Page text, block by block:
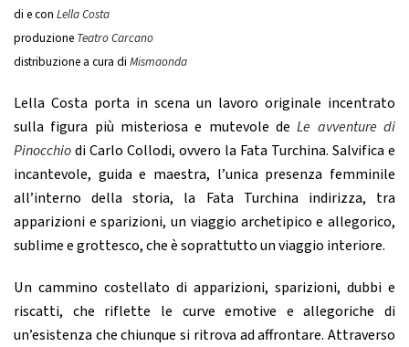
di e con Lella Costa
produzione Teatro Carcano
distribuzione a cura di Mismaonda
Lella Costa porta in scena un lavoro originale incentrato
sulla figura più misteriosa e mutevole deLe avventure di
Pinocchiodi Carlo Collodi, ovvero la Fata Turchina. Salvifica e
incantevole, guida e maestra, l’unica presenza femminile
all’interno della storia, la Fata Turchina indirizza, tra
apparizioni e sparizioni, un viaggio archetipico e allegorico,
sublime e grottesco, che è soprattutto un viaggio interiore.
Un cammino costellato di apparizioni, sparizioni, dubbi e
riscatti, che riflette le curve emotive e allegoriche di
un’esistenza che chiunque si ritrova ad affrontare. Attraverso